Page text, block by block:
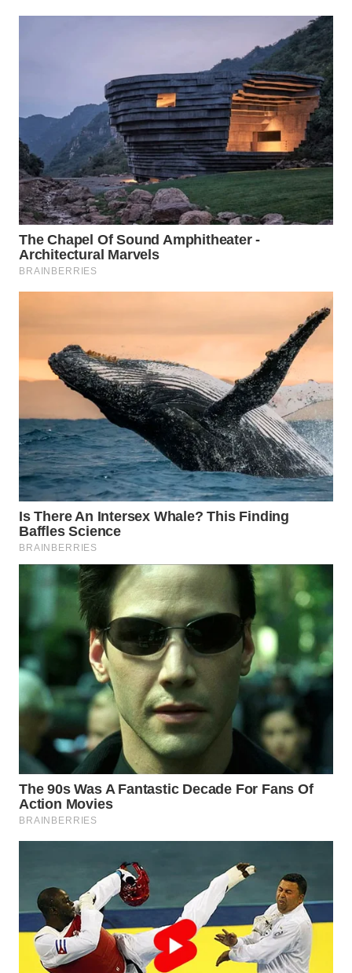
SEMARANG
WN
SOLO
WN
BOROBUDUR
WN
MADURA
SURABAYA
WN
BINTAN
WN
MANDALIKA
WN
LIKUPANG
WN
LABUANBAJO
WN
BORNEO
Media
Group
WAHANA
NEWS
WAHANA
ADVOKAT